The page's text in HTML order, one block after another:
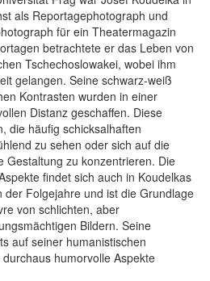
als Reportagephotograph und
für ein Theatermagazin
betrachtete er das Leben von
Tschechoslowakei, wobei ihm
gelangen. Seine schwarz-weiß
Kontrasten wurden in einer
Distanz geschaffen. Diese
die häufig schicksalhaften
zu sehen oder sich auf die
Gestaltung zu konzentrieren. Die
findet sich auch in Koudelkas
Folgejahre und ist die Grundlage
von schlichten, aber
Bildern. Seine
auf seiner humanistischen
humorvolle Aspekte